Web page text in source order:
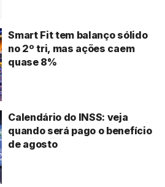
Smart Fit tem balanço sólido
no 2º tri, mas ações caem
quase 8%
Calendário do INSS: veja
quando será pago o benefício
de agosto